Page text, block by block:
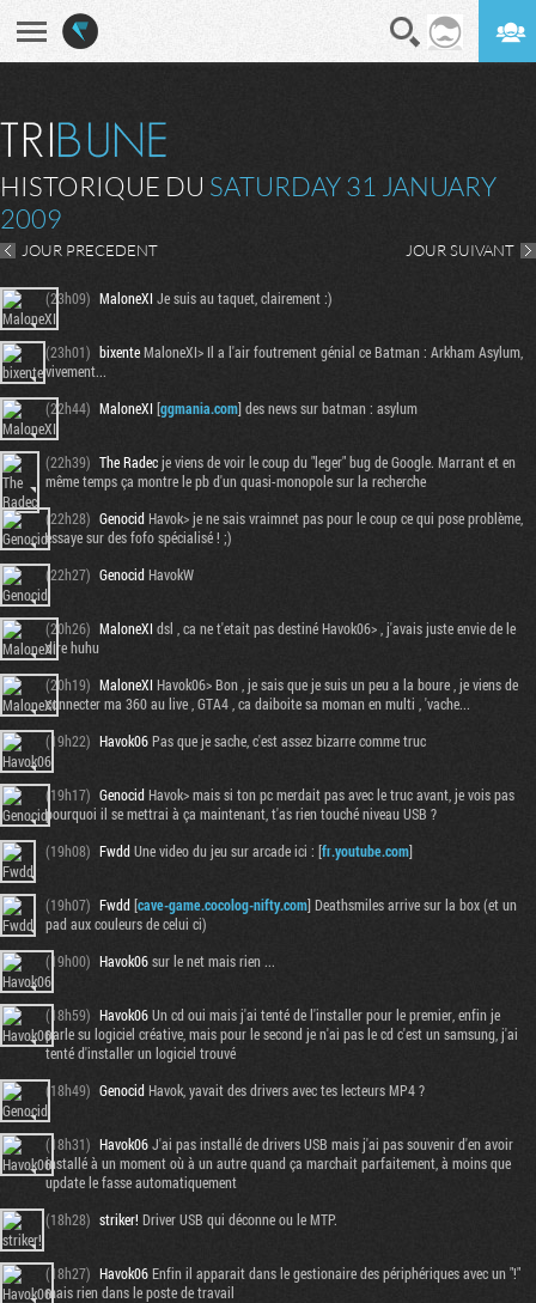
HISTORIQUE DU SATURDAY 31 JANUARY
2009
JOUR PRECEDENT JOUR SUIVANT
(23h09) MaloneXIJe suis au taquet, clairement :)
(23h01) bixenteMaloneXI> Il a l'air foutrement génial ce Batman : Arkham Asylum,
vivement...
(22h44) MaloneXI [ggmania.com] des news sur batman : asylum
(22h39) The Radecje viens de voir le coup du "leger" bug de Google. Marrant et en
même temps ça montre le pb d'un quasi-monopole sur la recherche
(22h28) GenocidHavok> je ne sais vraimnet pas pour le coup ce qui pose problème,
essaye sur des fofo spécialisé ! ;)
(22h27) GenocidHavokW
(20h26) MaloneXI dsl , ca ne t'etait pas destiné Havok06> , j'avais juste envie de le
dire huhu
(20h19) MaloneXI Havok06> Bon , je sais que je suis un peu a la boure , je viens de
connecter ma 360 au live , GTA4 , ca daiboite sa moman en multi , 'vache...
(19h22) Havok06Pas que je sache, c'est assez bizarre comme truc
(19h17) GenocidHavok> mais si ton pc merdait pas avec le truc avant, je vois pas
pourquoi il se mettrai à ça maintenant, t'as rien touché niveau USB ?
(19h08) FwddUne video du jeu sur arcade ici : [fr.youtube.com]
(19h07) Fwdd[cave-game.cocolog-nifty.com] Deathsmiles arrive sur la box (et un
pad aux couleurs de celui ci)
(19h00) Havok06sur le net mais rien ...
(18h59) Havok06Un cd oui mais j'ai tenté de l'installer pour le premier, enfin je
parle su logiciel créative, mais pour le second je n'ai pas le cd c'est un samsung, j'ai
tenté d'installer un logiciel trouvé
(18h49) GenocidHavok, yavait des drivers avec tes lecteurs MP4 ?
(18h31) Havok06J'ai pas installé de drivers USB mais j'ai pas souvenir d'en avoir
installé à un moment où à un autre quand ça marchait parfaitement, à moins que
update le fasse automatiquement
(18h28) striker! Driver USB qui déconne ou le MTP.
(18h27) Havok06Enfin il apparait dans le gestionaire des périphériques avec un "!"
mais rien dans le poste de travail